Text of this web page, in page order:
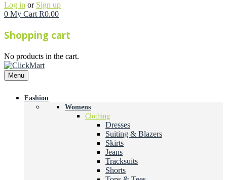
Log in or Sign up
0 My Cart R0.00
Shopping cart
No products in the cart.
Menu
Fashion
Womens
Clothing
Dresses
Suiting & Blazers
Skirts
Jeans
Tracksuits
Shorts